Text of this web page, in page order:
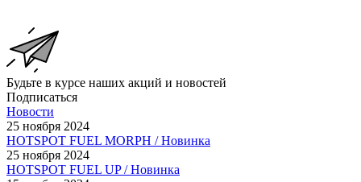
Будьте в курсе наших акций и новостей
Подписаться
Новости
25 ноября 2024
HOTSPOT FUEL MORPH / Новинка
25 ноября 2024
HOTSPOT FUEL UP / Новинка